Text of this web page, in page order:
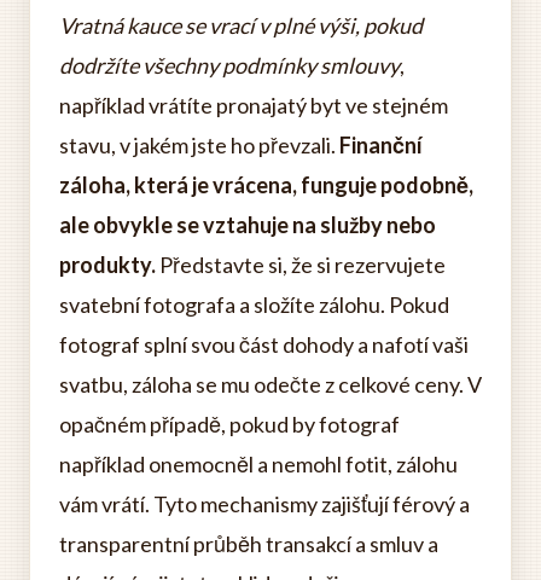
Vratná kauce se vrací v plné výši, pokud
dodržíte všechny podmínky smlouvy,
například vrátíte pronajatý byt ve stejném
stavu, v jakém jste ho převzali. Finanční
záloha, která je vrácena, funguje podobně,
ale obvykle se vztahuje na služby nebo
produkty. Představte si, že si rezervujete
svatební fotografa a složíte zálohu. Pokud
fotograf splní svou část dohody a nafotí vaši
svatbu, záloha se mu odečte z celkové ceny. V
opačném případě, pokud by fotograf
například onemocněl a nemohl fotit, zálohu
vám vrátí. Tyto mechanismy zajišťují férový a
transparentní průběh transakcí a smluv a